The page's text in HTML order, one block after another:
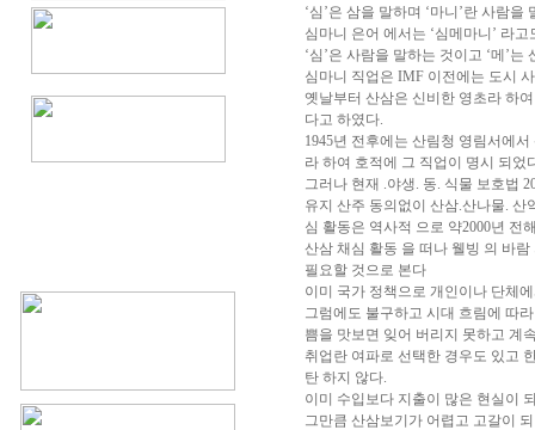
‘심’은 삼을 말하며 ‘마니’란 사람을
심마니 은어 에서는 ‘심메마니’ 라고
‘심’은 사람을 말하는 것이고 ‘메’
심마니 직업은 IMF 이전에는 도시
옛날부터 산삼은 신비한 영초라 하
다고 하였다.
1945년 전후에는 산림청 영림서에
라 하여 호적에 그 직업이 명시 되었
그러나 현재 .야생. 동. 식물 보호법
유지 산주 동의없이 산삼.산나물.
심 활동은 역사적 으로 약2000년 전
산삼 채심 활동 을 떠나 웰빙 의 바
필요할 것으로 본다
이미 국가 정책으로 개인이나 단체
그럼에도 불구하고 시대 흐림에 따
쁨을 맛보면 잊어 버리지 못하고 계
취업란 여파로 선택한 경우도 있고
탄 하지 않다.
이미 수입보다 지출이 많은 현실이
그만큼 산삼보기가 어렵고 고갈이